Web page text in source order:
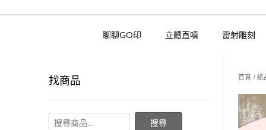
聊聊GO印 立體直噴 雷射雕刻
首頁 / 紙
找商品
搜尋